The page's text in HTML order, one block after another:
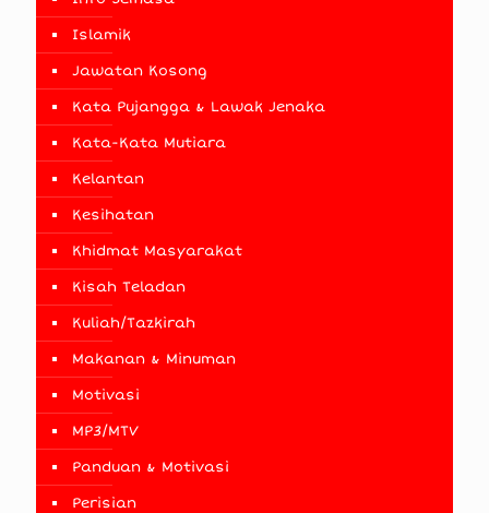
Islamik
Jawatan Kosong
Kata Pujangga & Lawak Jenaka
Kata-Kata Mutiara
Kelantan
Kesihatan
Khidmat Masyarakat
Kisah Teladan
Kuliah/Tazkirah
Makanan & Minuman
Motivasi
MP3/MTV
Panduan & Motivasi
Perisian